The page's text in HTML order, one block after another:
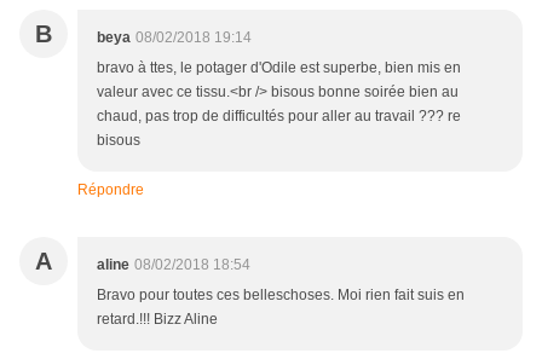
B beya 08/02/2018 19:14
bravo à ttes, le potager d'Odile est superbe, bien mis en
valeur avec ce tissu.<br /> bisous bonne soirée bien au
chaud, pas trop de difficultés pour aller au travail ??? re
bisous
Répondre
A aline 08/02/2018 18:54
Bravo pour toutes ces belleschoses. Moi rien fait suis en
retard.!!! Bizz Aline